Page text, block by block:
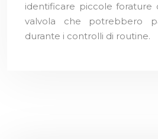
identificare piccole
valvola che potrebbero
durante i controlli di routine.